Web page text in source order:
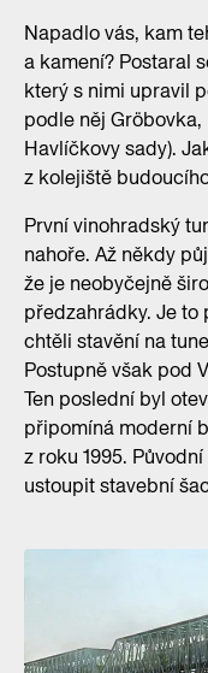
Napadlo vás, kam
a kamení? Postaral
který s nimi upravil
podle něj
Havlíčkovy sady).
z kolejiště
První vinohradský
nahoře. Až někdy
že je neobyčejně
předzahrádky. Je to
chtěli stavění na
Postupně však pod
Ten poslední byl
připomíná moderní
z roku 1995.
ustoupit stavební